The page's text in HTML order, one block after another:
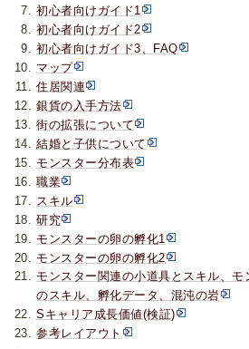
初心者向けガイド1
初心者向けガイド2
初心者向けガイド3、FAQ
マップ
住居関連
銀貨の入手方法
街の拡張について
結婚と子供について
モンスター分布表
職業
スキル
研究
モンスターの卵の孵化1
モンスターの卵の孵化2
モンスター関連の小道具とスキル、
のスキル、孵化データ、混沌の岩
Sキャリア成長価値(検証)
参考レイアウト